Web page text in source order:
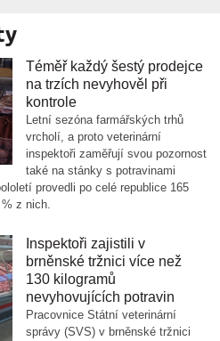
Téměř každý šestý prodejce
na trzích nevyhověl při
kontrole
Letní sezóna farmářských trhů
vrcholí, a proto veterinární
inspektoři zaměřují svou pozornost
také na stánky s potravinami
provedli po celé republice 165
z nich.
Inspektoři zajistili v
brněnské tržnici více než
130 kilogramů
nevyhovujících potravin
Pracovnice Státní veterinární
správy (SVS) v brněnské tržnici